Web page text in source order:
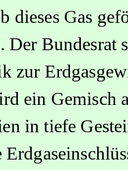
dieses Gas
Der Bundesrat
zur
ein Gemisch
in tiefe